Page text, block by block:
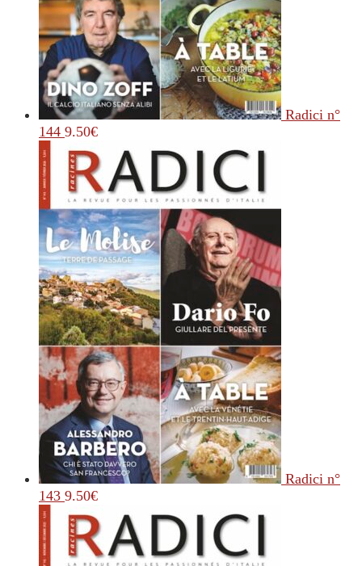
Radici n°
144 9.50€
Radici n°
143 9.50€